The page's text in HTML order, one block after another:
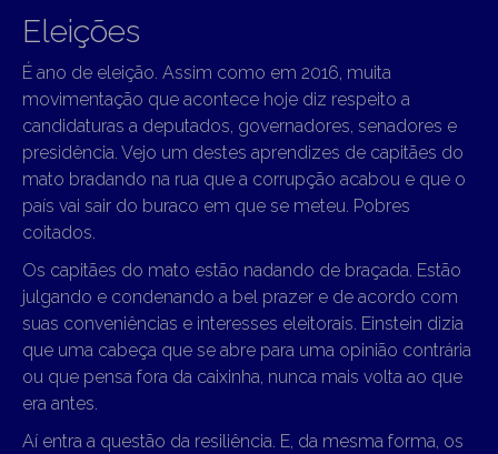
Eleições
É ano de eleição. Assim como em 2016, muita
movimentação que acontece hoje diz respeito a
candidaturas a deputados, governadores, senadores e
presidência. Vejo um destes aprendizes de capitães do
mato bradando na rua que a corrupção acabou e que o
país vai sair do buraco em que se meteu. Pobres
coitados.
Os capitães do mato estão nadando de braçada. Estão
julgando e condenando a bel prazer e de acordo com
suas conveniências e interesses eleitorais. Einstein dizia
que uma cabeça que se abre para uma opinião contrária
ou que pensa fora da caixinha, nunca mais volta ao que
era antes.
Aí entra a questão da resiliência. E, da mesma forma, os